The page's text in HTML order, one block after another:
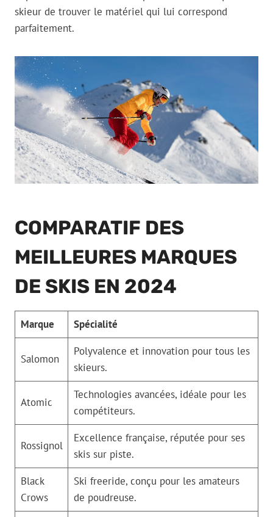
skieur de trouver le matériel qui lui correspond
parfaitement.
COMPARATIF DES
MEILLEURES MARQUES
DE SKIS EN 2024
Marque Spécialité
Salomon
Polyvalence et innovation pour tous les
skieurs.
Atomic
Technologies avancées, idéale pour les
compétiteurs.
Rossignol
Excellence française, réputée pour ses
skis sur piste.
Black
Crows
Ski freeride, conçu pour les amateurs
de poudreuse.